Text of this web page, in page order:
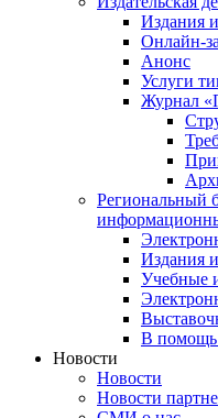
Издания
Онлайн-
Анонс
Услуги
Журнал
Региональный
Издания
Учебные
В помощь
Новости
Новости
Новости